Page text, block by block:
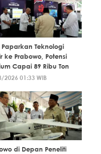
Paparkan Teknologi
ke Prabowo, Potensi
Capai 89 Ribu Ton
2026 01:33 WIB
di Depan Peneliti